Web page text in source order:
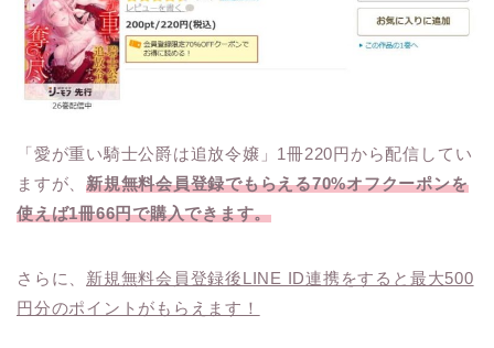
「愛が重い騎士公爵は追放令嬢」1冊220円から配信してい
ますが、新規無料会員登録でもらえる70%オフクーポンを
使えば1冊66円で購入できます。
さらに、 新規無料会員登録後LINE ID連携をすると最大500
円分のポイントがもらえます！